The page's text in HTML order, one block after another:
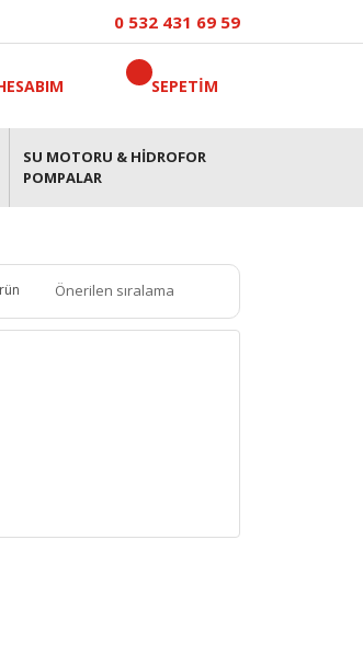
0 532 431 69 59
SEPETİM
SU MOTORU & HİDROFOR
POMPALAR